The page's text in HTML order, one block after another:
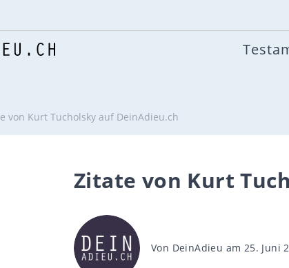
von Kurt Tucholsky auf DeinAdieu.ch
Zitate von Kurt
Beitragsautor
Von DeinAdieu am 25. Juni